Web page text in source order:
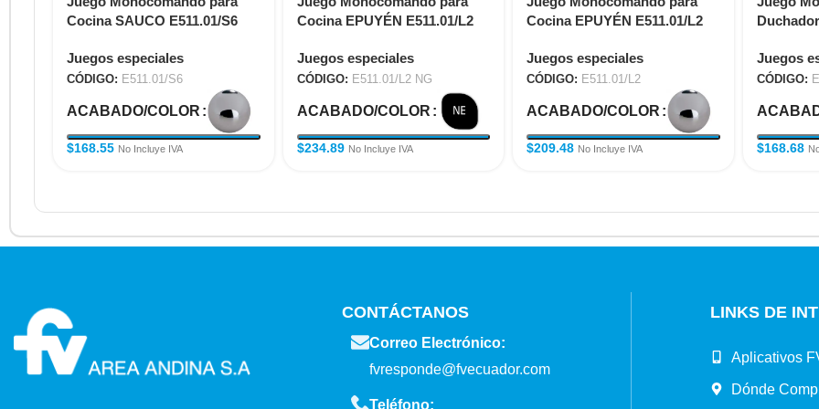
Cocina SAUCO E511.01/S6
Juegos especiales
CÓDIGO: E511.01/S6
ACABADO/COLOR
$168.55 No Incluye IVA
Cocina EPUYÉN E511.01/L2
Juegos especiales
CÓDIGO: E511.01/L2 NG
ACABADO/COLOR
$234.89 No Incluye IVA
Cocina EPUYÉN E511.01/L2
Juegos especiales
CÓDIGO: E511.01/L2
ACABADO/COLOR
$209.48 No Incluye IVA
Juegos
CÓDIGO:
$168.68
CONTÁCTANOS
Correo Electrónico:
fvresponde@fvecuador.com
Teléfono:
LINKS DE
Aplicativos
Dónde